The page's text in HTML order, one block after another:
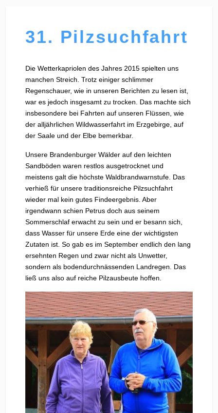
31. Pilzsuchfahrt
Die Wetterkapriolen des Jahres 2015 spielten uns
manchen Streich. Trotz einiger schlimmer
Regenschauer, wie in unseren Berichten zu lesen ist,
war es jedoch insgesamt zu trocken. Das machte sich
insbesondere bei Fahrten auf unseren Flüssen, wie
der alljährlichen Wildwasserfahrt im Erzgebirge, auf
der Saale und der Elbe bemerkbar.
Unsere Brandenburger Wälder auf den leichten
Sandböden waren restlos ausgetrocknet und
meistens galt die höchste Waldbrandwarnstufe. Das
verhieß für unsere traditionsreiche Pilzsuchfahrt
wieder mal kein gutes Findeergebnis. Aber
irgendwann schien Petrus doch aus seinem
Sommerschlaf erwacht zu sein und er besann sich,
dass Wasser für unsere Erde eine der wichtigsten
Zutaten ist. So gab es im September endlich den lang
ersehnten Regen und zwar nicht als Unwetter,
sondern als bodendurchnässenden Landregen. Das
ließ uns also auf reiche Pilzausbeute hoffen.